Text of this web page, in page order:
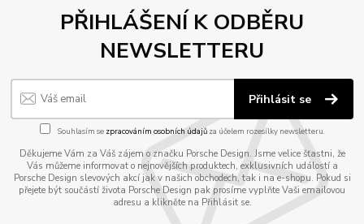
PŘIHLÁŠENÍ K ODBĚRU
NEWSLETTERU
Přihlásit se
Souhlasím se zpracováním osobních údajůza účelem rozesílky newsletteru.
Děkujeme Vám za Váš zájem o značku Porsche Design. Jsme velice šťastni, že
Vás můžeme informovat o nejnovějších produktech, exklusivních událostí a
Porsche Design slevových akcí jak v našich obchodech, tak i na e-shopu. Pokud si
přejete být součástí života Porsche Design pak prosíme vyplňte Vaši emailovou
adresu a klikněte na Přihlásit se.